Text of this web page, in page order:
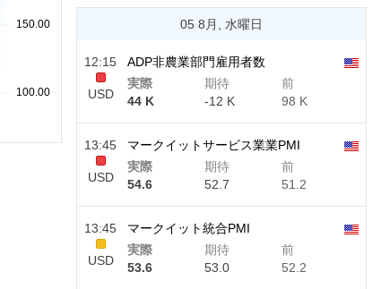
05 8月, 水曜日
12:15
USD
ADP非農業部門雇用者数
実際
44 K
期待
-12 K
前
98 K
13:45
USD
マークイットサービス業業PMI
実際
54.6
期待
52.7
前
51.2
13:45
USD
マークイット統合PMI
実際
53.6
期待
53.0
前
52.2